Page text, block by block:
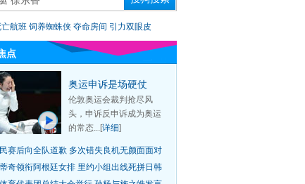
航班 饲养蜘蛛侠 夺命房间 引力双眼皮
点
奥运申诉是场硬仗
伦敦奥运会裁判抢尽风
头，申诉反申诉成为奥运
的常态...[详细]
赛后向全队道歉 多次错失良机无颜面面对
奇领衔阿根廷女排 里约小组出线死拼日韩